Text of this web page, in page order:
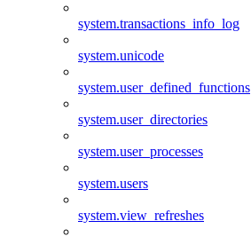
system.transactions_info_log
system.unicode
system.user_defined_functions
system.user_directories
system.user_processes
system.users
system.view_refreshes